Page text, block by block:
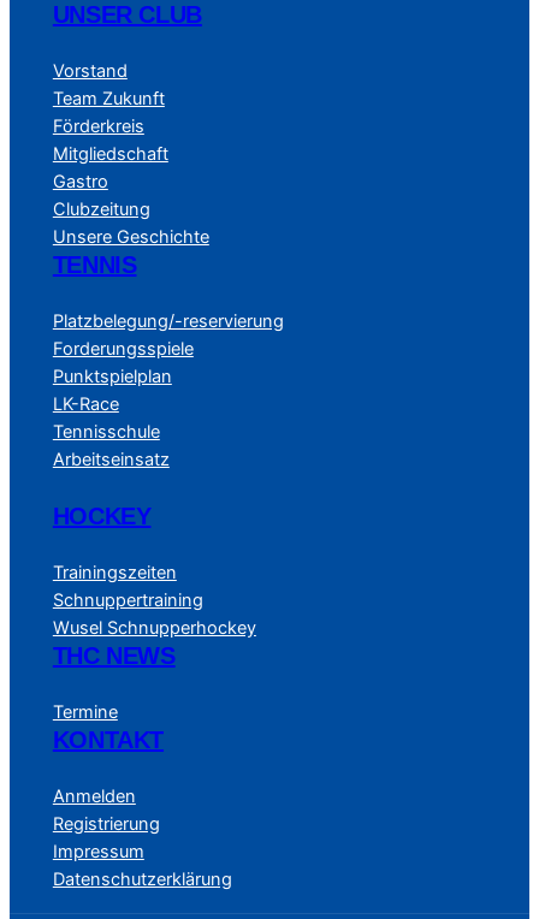
UNSER CLUB
Vorstand
Team Zukunft
Förderkreis
Mitgliedschaft
Gastro
Clubzeitung
Unsere Geschichte
TENNIS
Platzbelegung/-reservierung
Forderungsspiele
Punktspielplan
LK-Race
Tennisschule
Arbeitseinsatz
HOCKEY
Trainingszeiten
Schnuppertraining
Wusel Schnupperhockey
THC NEWS
Termine
KONTAKT
Anmelden
Registrierung
Impressum
Datenschutzerklärung